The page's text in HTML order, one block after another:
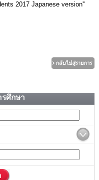
2017 Japanese version''
ศึกษา